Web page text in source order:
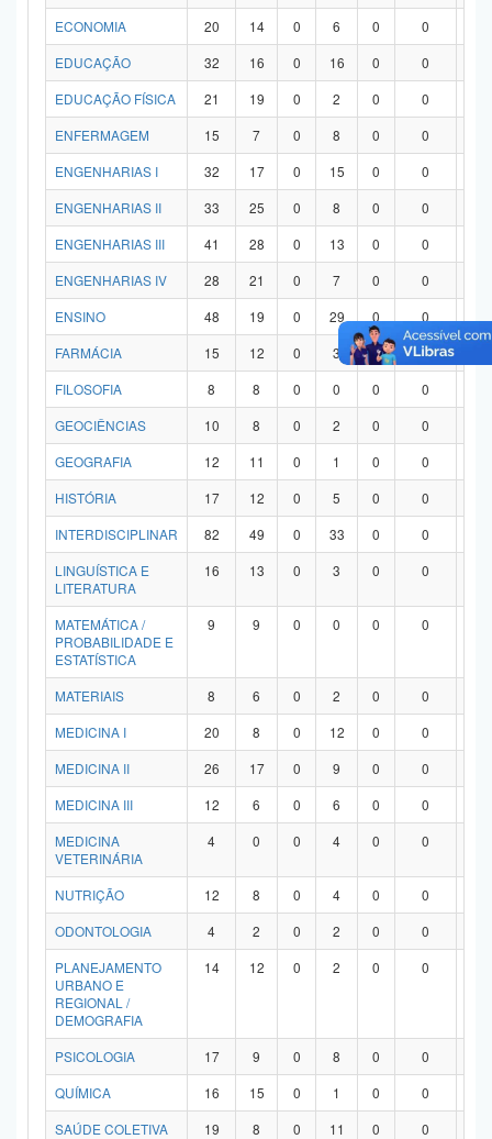
ECONOMIA
20 14 0 6 0 0
EDUCAÇÃO
32 16 0 16 0 0
EDUCAÇÃO FÍSICA
21 19 0 2 0 0
ENFERMAGEM
15 7 0 8 0 0
ENGENHARIAS I
32 17 0 15 0 0
ENGENHARIAS II
33 25 0 8 0 0
ENGENHARIAS III
41 28 0 13 0 0
ENGENHARIAS IV
28 21 0 7 0 0
ENSINO
48 19 0 29 0 0
FARMÁCIA
15 12 0 3 0 0
FILOSOFIA
8 8 0 0 0 0
GEOCIÊNCIAS
10 8 0 2 0 0
GEOGRAFIA
12 11 0 1 0 0
HISTÓRIA
17 12 0 5 0 0
INTERDISCIPLINAR
82 49 0 33 0 0
LINGUÍSTICA E
LITERATURA
16 13 0 3 0 0
MATEMÁTICA /
PROBABILIDADE E
ESTATÍSTICA
9 9 0 0 0 0
MATERIAIS 8 6 0 2 0 0
MEDICINA I
20 8 0 12 0 0
MEDICINA II
26 17 0 9 0 0
MEDICINA III
12 6 0 6 0 0
MEDICINA
VETERINÁRIA
4 0 0 4 0 0
NUTRIÇÃO 12 8 0 4 0 0
ODONTOLOGIA
4 2 0 2 0 0
PLANEJAMENTO
URBANO E
REGIONAL /
DEMOGRAFIA
14 12 0 2 0 0
PSICOLOGIA 17 9 0 8 0 0
QUÍMICA
16 15 0 1 0 0
SAÚDE COLETIVA
19 8 0 11 0 0